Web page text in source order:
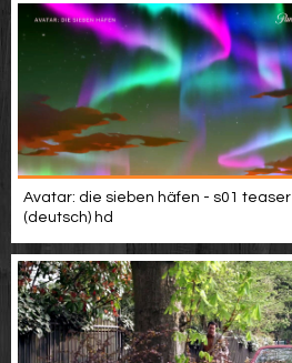
Avatar: die sieben häfen - s01 teaser
(deutsch) hd